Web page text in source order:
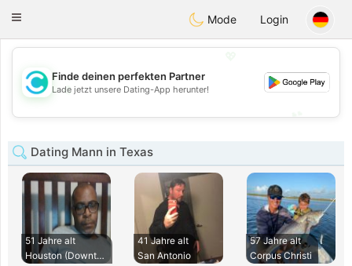
olombiaCitas
Toggle
Mode Login
💖
💕
Finde deinen perfekten Partner
Lade jetzt unsere Dating-App herunter!
Dating Mann in Texas
51 Jahre alt
Houston (Downtown)
41 Jahre alt
San Antonio
57 Jahre alt
Corpus Christi